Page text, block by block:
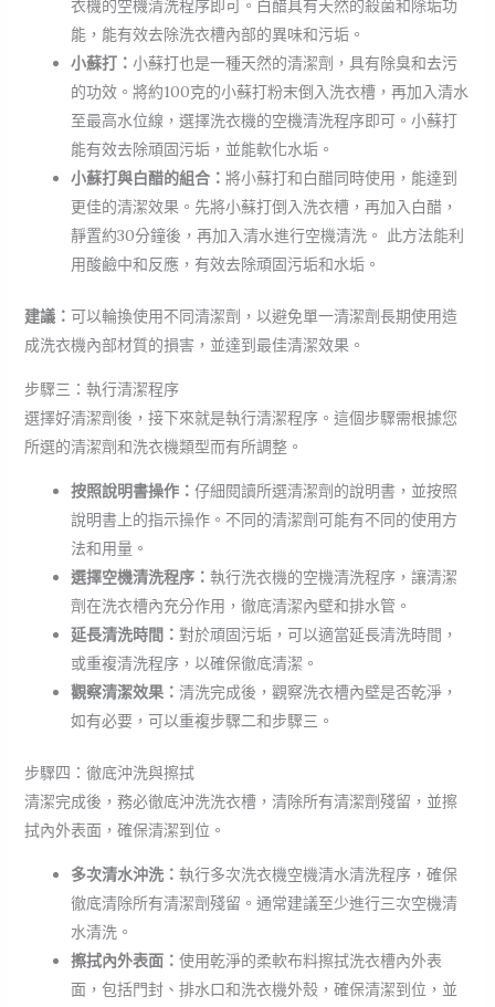
衣機的空機清洗程序即可。白醋具有天然的殺菌和除垢功
能，能有效去除洗衣槽內部的異味和污垢。
小蘇打： 小蘇打也是一種天然的清潔劑，具有除臭和去污
的功效。將約100克的小蘇打粉末倒入洗衣槽，再加入清水
至最高水位線，選擇洗衣機的空機清洗程序即可。小蘇打
能有效去除頑固污垢，並能軟化水垢。
小蘇打與白醋的組合： 將小蘇打和白醋同時使用，能達到
更佳的清潔效果。先將小蘇打倒入洗衣槽，再加入白醋，
靜置約30分鐘後，再加入清水進行空機清洗。 此方法能利
用酸鹼中和反應，有效去除頑固污垢和水垢。
建議： 可以輪換使用不同清潔劑，以避免單一清潔劑長期使用造
成洗衣機內部材質的損害，並達到最佳清潔效果。
步驟三：執行清潔程序
選擇好清潔劑後，接下來就是執行清潔程序。這個步驟需根據您
所選的清潔劑和洗衣機類型而有所調整。
按照說明書操作： 仔細閱讀所選清潔劑的說明書，並按照
說明書上的指示操作。不同的清潔劑可能有不同的使用方
法和用量。
選擇空機清洗程序： 執行洗衣機的空機清洗程序，讓清潔
劑在洗衣槽內充分作用，徹底清潔內壁和排水管。
延長清洗時間： 對於頑固污垢，可以適當延長清洗時間，
或重複清洗程序，以確保徹底清潔。
觀察清潔效果： 清洗完成後，觀察洗衣槽內壁是否乾淨，
如有必要，可以重複步驟二和步驟三。
步驟四：徹底沖洗與擦拭
清潔完成後，務必徹底沖洗洗衣槽，清除所有清潔劑殘留，並擦
拭內外表面，確保清潔到位。
多次清水沖洗： 執行多次洗衣機空機清水清洗程序，確保
徹底清除所有清潔劑殘留。通常建議至少進行三次空機清
水清洗。
擦拭內外表面： 使用乾淨的柔軟布料擦拭洗衣槽內外表
面，包括門封、排水口和洗衣機外殼，確保清潔到位，並